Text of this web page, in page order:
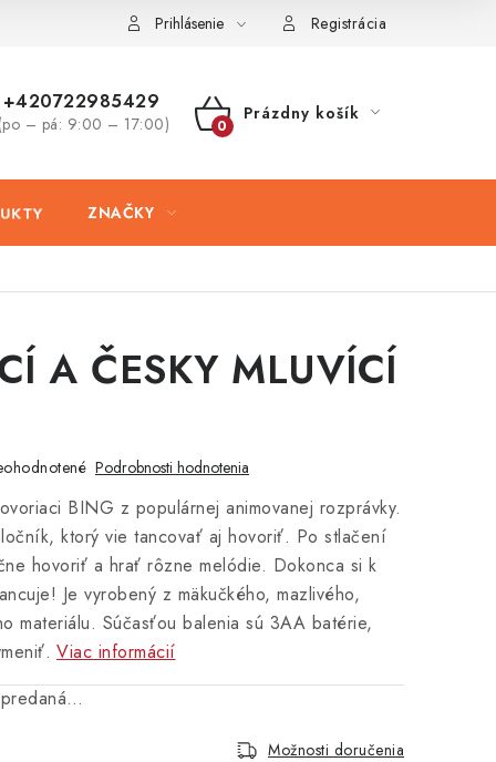
Prihlásenie Registrácia
+420722985429
(po – pá: 9:00 – 17:00)
NÁKUPNÝ
Prázdny košík
ZNAČKY
A ČESKY MLUVÍCÍ
Podrobnosti hodnotenia
BING z populárnej animovanej rozprávky.
ktorý vie tancovať aj hovoriť. Po stlačení
hovoriť a hrať rôzne melódie. Dokonca si k
Je vyrobený z mäkučkého, mazlivého,
materiálu. Súčasťou balenia sú 3AA batérie,
Viac informácií
Možnosti doručenia